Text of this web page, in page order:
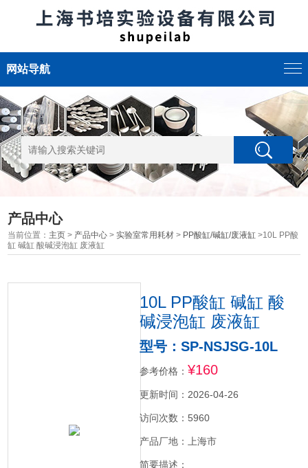
网站导航
产品中心
当前位置： 主页 > 产品中心 >实验室常用耗材 > PP酸缸/碱缸/废液缸 >10L PP酸
缸 碱缸 酸碱浸泡缸 废液缸
10L PP酸缸 碱缸 酸
碱浸泡缸 废液缸
型号：SP-NSJSG-10L
参考价格： ¥160
更新时间：2026-04-26
访问次数：5960
产品厂地：上海市
简要描述：